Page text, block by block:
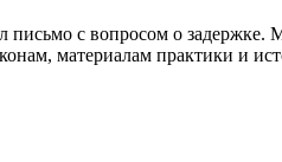
письмо с вопросом о задержке.
материалам практики и